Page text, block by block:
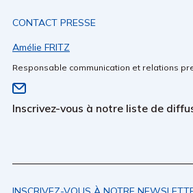
CONTACT PRESSE
Amélie FRITZ
Responsable communication et relations
Inscrivez-vous à notre liste de